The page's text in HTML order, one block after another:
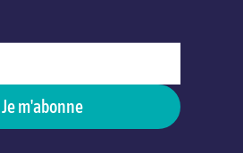
Je m'abonne